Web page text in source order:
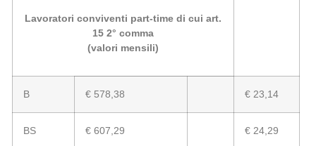
Lavoratori conviventi part-time di cui art.
15 2° comma
(valori mensili)
B € 578,38 € 23,14
BS € 607,29 € 24,29